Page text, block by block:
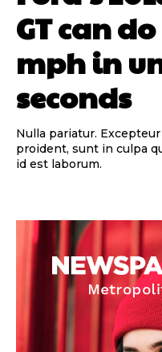
GT can
mph in
seconds
Nulla pariatur.
proident, sunt in culpa
id est laborum.